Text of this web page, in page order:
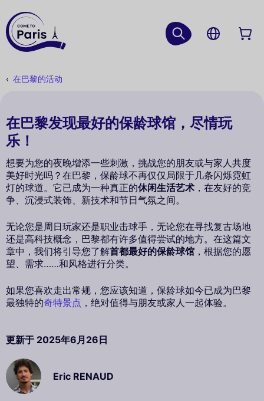
在巴黎的活动
在巴黎发现最好的保龄球馆，尽情玩
乐！
想要为您的夜晚增添一些刺激，挑战您的朋友或与家人共度
美好时光吗？在巴黎，保龄球不再仅仅局限于几条闪烁霓虹
灯的球道。它已成为一种真正的休闲生活艺术 ，在友好的竞
争、沉浸式装饰、新技术和节日气氛之间。
无论您是周日玩家还是职业击球手，无论您在寻找复古场地
还是高科技概念，巴黎都有许多值得尝试的地方。在这篇文
章中，我们将引导您了解首都最好的保龄球馆 ，根据您的愿
望、需求……和风格进行分类。
如果您喜欢走出常规，您应该知道，保龄球如今已成为巴黎
最独特的奇特景点 ，绝对值得与朋友或家人一起体验。
更新于 2025年6月26日
Eric RENAUD